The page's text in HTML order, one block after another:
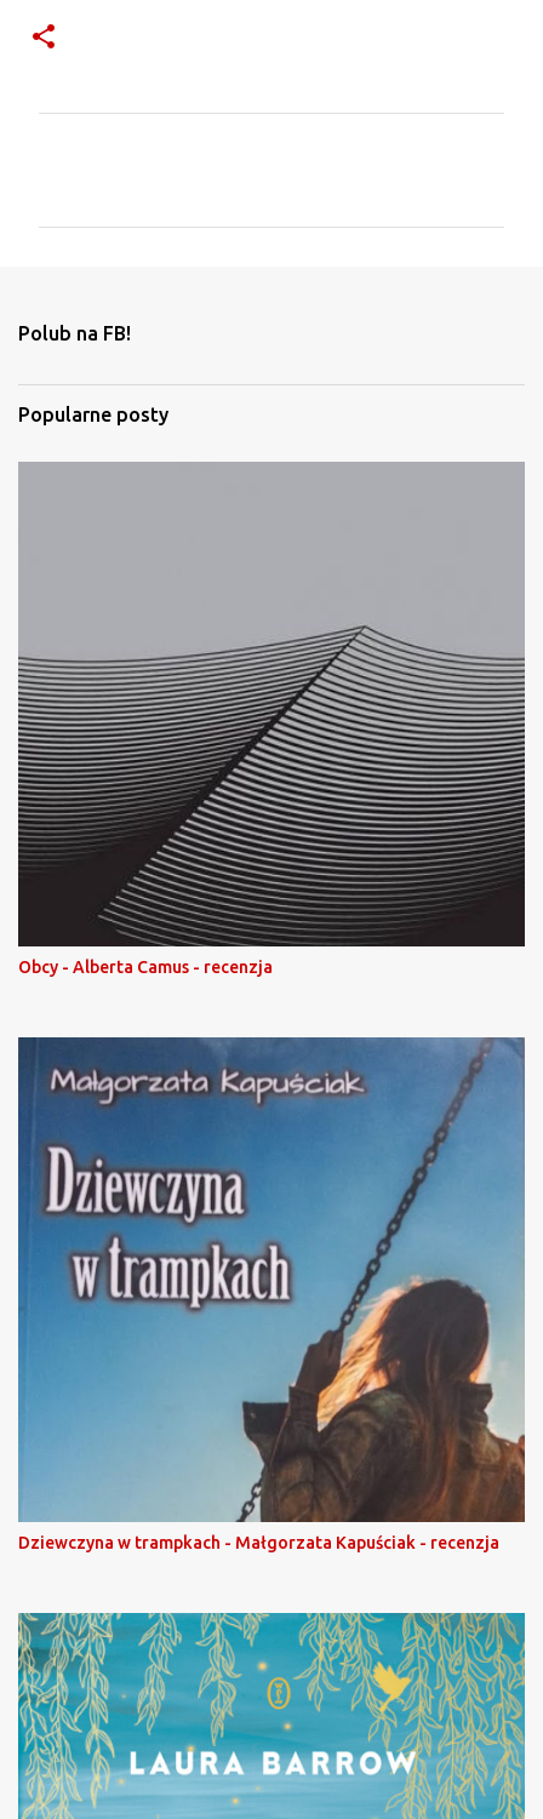
t
r
z
e
Polub na FB!
Popularne posty
Obcy - Alberta Camus - recenzja
Dziewczyna w trampkach - Małgorzata Kapuściak - recenzja